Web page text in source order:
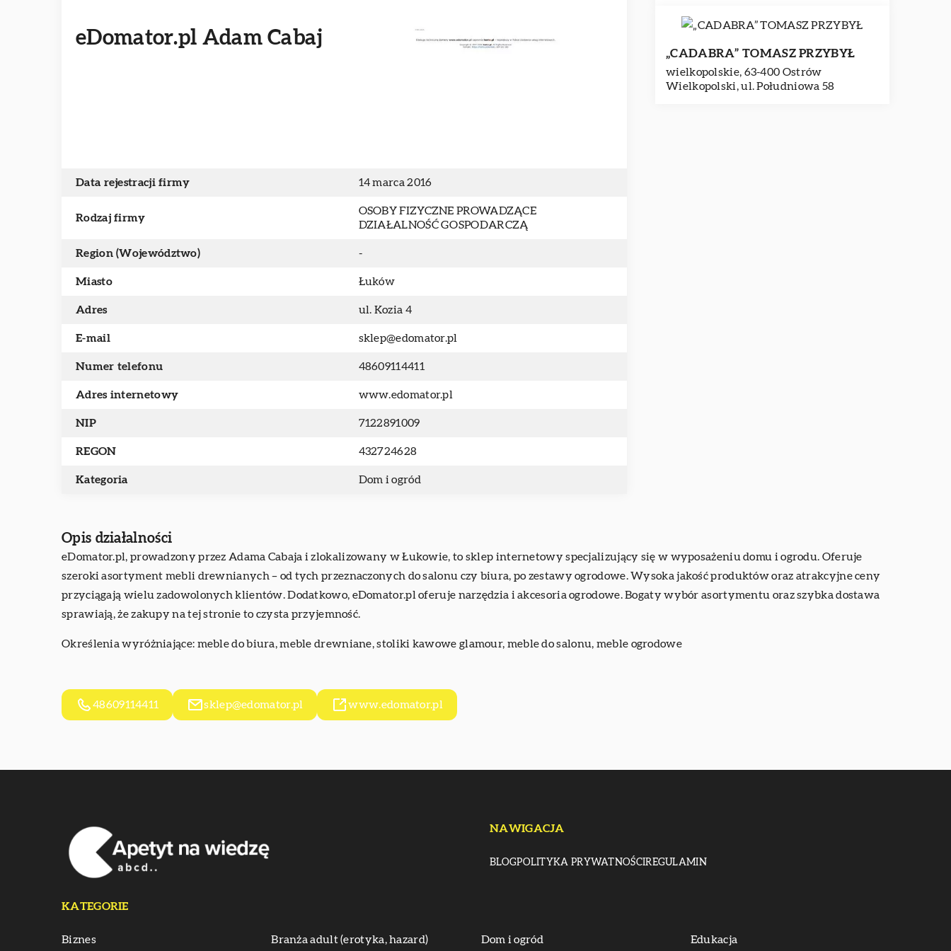
eDomator.pl Adam Cabaj
Data rejestracji firmy 14 marca 2016
Rodzaj firmy
OSOBY FIZYCZNE PROWADZĄCE
DZIAŁALNOŚĆ GOSPODARCZĄ
Region (Województwo) -
Miasto Łuków
Adres ul. Kozia 4
E-mail sklep@edomator.pl
Numer telefonu 48609114411
Adres internetowy www.edomator.pl
NIP 7122891009
REGON 432724628
Kategoria Dom i ogród
„CADABRA” TOMASZ PRZYBYŁ
wielkopolskie, 63-400 Ostrów
Wielkopolski, ul. Południowa 58
Opis działalności
eDomator.pl, prowadzony przez Adama Cabaja i zlokalizowany w Łukowie, to sklep internetowy specjalizujący się w wyposażeniu domu i ogrodu. Oferuje
szeroki asortyment mebli drewnianych – od tych przeznaczonych do salonu czy biura, po zestawy ogrodowe. Wysoka jakość produktów oraz atrakcyjne ceny
przyciągają wielu zadowolonych klientów. Dodatkowo, eDomator.pl oferuje narzędzia i akcesoria ogrodowe. Bogaty wybór asortymentu oraz szybka dostawa
sprawiają, że zakupy na tej stronie to czysta przyjemność.
Określenia wyróżniające: meble do biura, meble drewniane,stoliki kawowe glamour, meble do salonu, meble ogrodowe
48609114411 sklep@edomator.pl www.edomator.pl
NAWIGACJA
BLOGPOLITYKA PRYWATNOŚCIREGULAMIN
KATEGORIE
Biznes Branża adult (erotyka, hazard) Dom i ogród Edukacja